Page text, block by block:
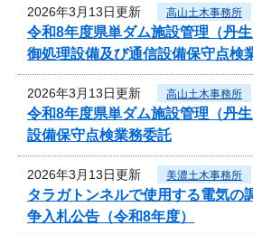
2026年3月13日更新 高山土木事務所
令和8年度県単ダム施設管理（丹
御処理設備及び通信設備保守点検
2026年3月13日更新 高山土木事務所
令和8年度県単ダム施設管理（丹
設備保守点検業務委託
2026年3月13日更新 美濃土木事務所
タラガトンネルで使用する電気の
争入札公告（令和8年度）